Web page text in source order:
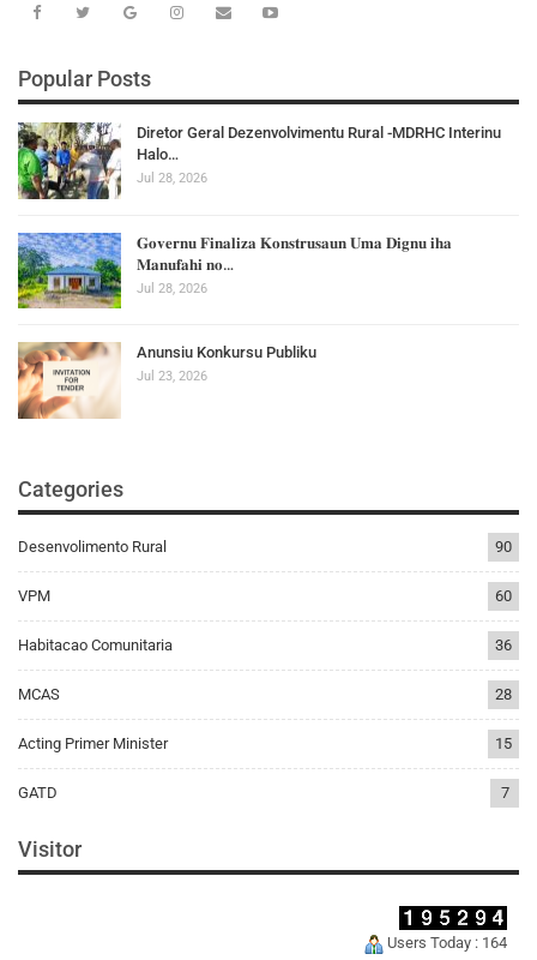
Popular Posts
Diretor Geral Dezenvolvimentu Rural -MDRHC Interinu
Halo…
Jul 28, 2026
𝐆𝐨𝐯𝐞𝐫𝐧𝐮 𝐅𝐢𝐧𝐚𝐥𝐢𝐳𝐚 𝐊𝐨𝐧𝐬𝐭𝐫𝐮𝐬𝐚𝐮𝐧 𝐔𝐦𝐚 𝐃𝐢𝐠𝐧𝐮 𝐢𝐡𝐚
𝐌𝐚𝐧𝐮𝐟𝐚𝐡𝐢 𝐧𝐨…
Jul 28, 2026
Anunsiu Konkursu Publiku
Jul 23, 2026
Categories
Desenvolimento Rural 90
VPM 60
Habitacao Comunitaria 36
MCAS 28
Acting Primer Minister 15
GATD 7
Visitor
Users Today : 164